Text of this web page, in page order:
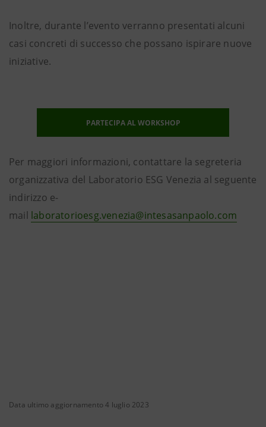
Inoltre, durante l’evento verranno presentati alcuni
casi concreti di successo che possano ispirare nuove
iniziative.
PARTECIPA AL WORKSHOP
Per maggiori informazioni, contattare la segreteria
organizzativa del Laboratorio ESG Venezia al seguente
indirizzo e-
mail laboratorioesg.venezia@intesasanpaolo.com
Data ultimo aggiornamento 4 luglio 2023